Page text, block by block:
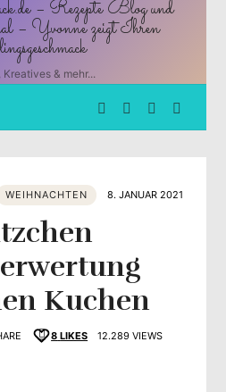
Kreatives & mehr...
WEIHNACHTEN 8. JANUAR 2021
Kuchen
8 LIKES 12.289 VIEWS